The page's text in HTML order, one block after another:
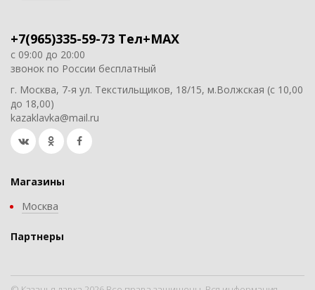
+7(965)335-59-73 Тел+MAX
с 09:00 до 20:00
звонок по России бесплатный
г. Москва, 7-я ул. Текстильщиков, 18/15, м.Волжская (с 10,00
до 18,00)
kazaklavka@mail.ru
Магазины
Москва
Партнеры